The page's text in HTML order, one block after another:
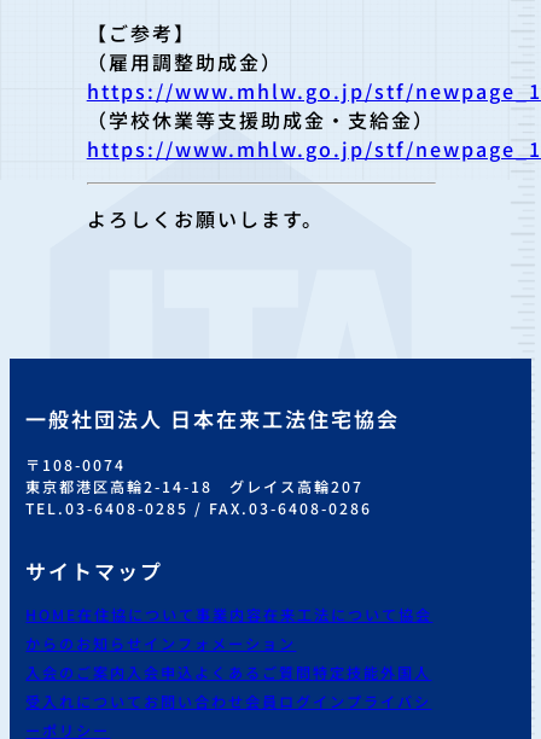
【ご参考】
（雇用調整助成金）
https://www.mhlw.go.jp/stf/
（学校休業等支援助成金・支給金）
https://www.mhlw.go.jp/stf/
よろしくお願いします。
一般社団法人 日本在来工法住宅協会
〒108-0074
東京都港区高輪2-14-18 グレイス高輪207
TEL.03-6408-0285 / FAX.03-6408-0286
サイトマップ
HOME在住協について事業内容在来工法について協会
からのお知らせインフォメーション
入会のご案内 入会申込よくあるご質問特定技能外国人
受入れについて お問い合わせ会員ログイン プライバシ
ーポリシー